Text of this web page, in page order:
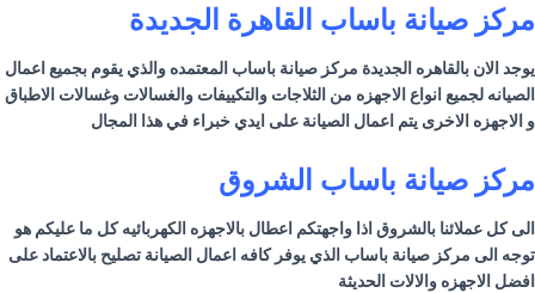
مركز صيانة باساب القاهرة الجديدة
يوجد الان بالقاهره الجديدة مركز صيانة باساب المعتمده والذي يقوم بجميع اعمال
الصيانه لجميع انواع الاجهزه من الثلاجات والتكييفات والغسالات وغسالات الاطباق
و الاجهزه الاخرى يتم اعمال الصيانة على ايدي خبراء في هذا المجال
مركز صيانة باساب الشروق
الى كل عملائنا بالشروق اذا واجهتكم اعطال بالاجهزه الكهربائيه كل ما عليكم هو
توجه الى مركز صيانة باساب الذي يوفر كافه اعمال الصيانة تصليح بالاعتماد على
افضل الاجهزه والالات الحديثة